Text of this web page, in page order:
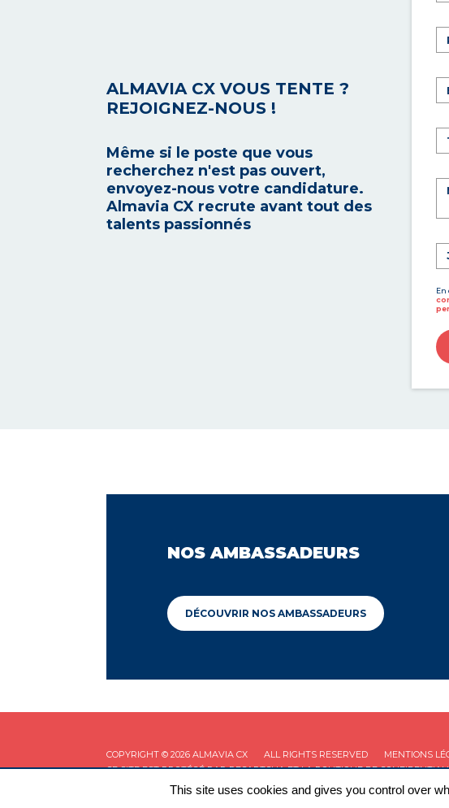
ALMAVIA CX VOUS TENTE ?
REJOIGNEZ-NOUS !
Même si le poste que vous
recherchez n'est pas ouvert,
envoyez-nous votre candidature.
Almavia CX recrute avant tout des
talents passionnés
En
NOS AMBASSADEURS
DÉCOUVRIR NOS AMBASSADEURS
COPYRIGHT © 2026 ALMAVIA CX ALL RIGHTS RESERVED
MENTIONS
CE SITE EST PROTÉGÉ PAR RECAPTCHA ET LAPOLITIQUE DE
This site uses cookies and gives you control over